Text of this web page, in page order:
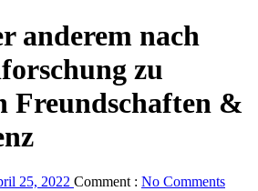
anderem nach
zu
Freundschaften &
25, 2022 Comment : No Comments